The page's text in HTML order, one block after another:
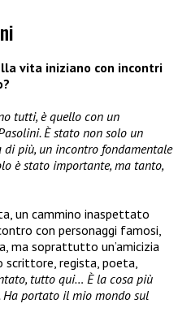
vita iniziano con incontri
tutti, è quello con un
È stato non solo un
di più, un incontro fondamentale
è stato importante, ma tanto,
un cammino inaspettato
con personaggi famosi,
ma soprattutto un’amicizia
scrittore, regista, poeta,
tutto qui… È la cosa più
Ha portato il mio mondo sul